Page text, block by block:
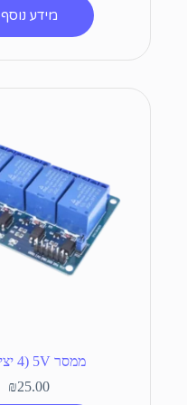
מידע נוסף
ממסר 5V (4 יציאות)
₪25.00